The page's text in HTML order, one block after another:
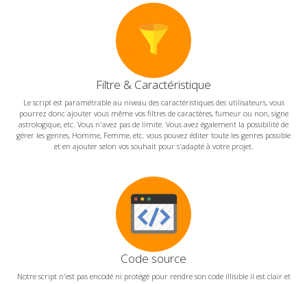
Filtre & Caractéristique
Le script est paramétrable au niveau des caractéristiques des utilisateurs, vous
pourrez donc ajouter vous même vos filtres de caractères, fumeur ou non, signe
astrologique, etc. Vous n'avez pas de limite. Vous avez également la possibilité de
gérer les genres, Homme, Femme, etc. vous pouvez éditer toute les genres possible
et en ajouter selon vos souhait pour s'adapté à votre projet.
Code source
Notre script n'est pas encodé ni protégé pour rendre son code illisible il est clair et